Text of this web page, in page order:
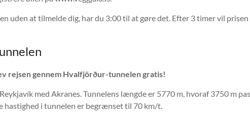
uden at tilmelde dig, har du 3:00 til at gøre det. Efter 3 timer vil
rejsen gennem Hvalfjörður-tunnelen gratis!
med Akranes. Tunnelens længde er 5770 m, hvoraf 3750 m
hastighed i tunnelen er begrænset til 70 km/t.